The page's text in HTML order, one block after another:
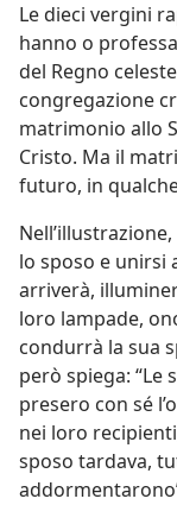
Le dieci vergini
hanno o
del Regno
congregazione
matrimonio allo
Cristo. Ma il
futuro, in
lo sposo e unirsi
arriverà,
loro lampade,
condurrà la sua
però spiega:
presero con sé
nei loro
sposo tardava,